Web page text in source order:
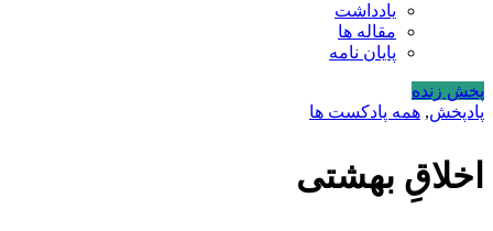
یادداشت
مقاله ها
پایان نامه
پخش زنده
پادپخش, همه پادکست ها
اخلاقِ بهشتی